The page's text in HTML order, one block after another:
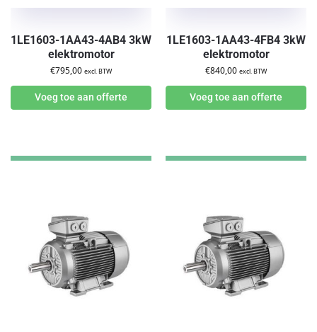
1LE1603-1AA43-4AB4 3kW
elektromotor
€795,00 excl. BTW
Voeg toe aan offerte
1LE1603-1AA43-4FB4 3kW
elektromotor
€840,00 excl. BTW
Voeg toe aan offerte